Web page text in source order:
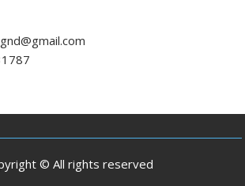
© All rights reserved